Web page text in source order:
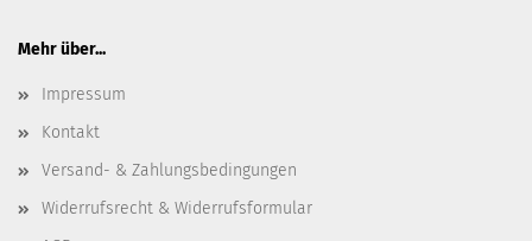
Mehr über...
Impressum
Kontakt
Versand- & Zahlungsbedingungen
Widerrufsrecht & Widerrufsformular